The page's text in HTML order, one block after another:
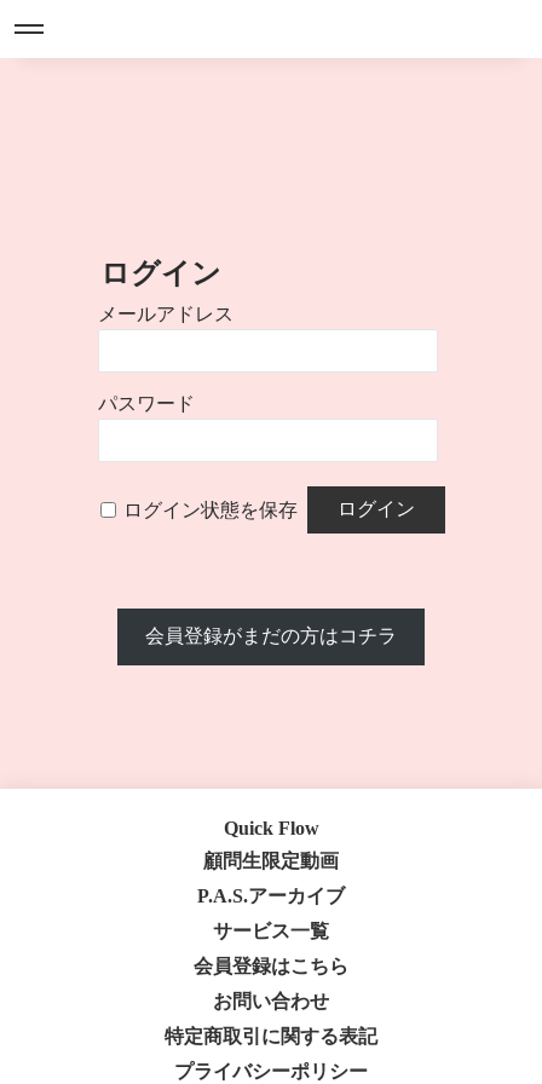
ログイン
メールアドレス
パスワード
ログイン状態を保存
会員登録がまだの方はコチラ
Quick Flow
顧問生限定動画
P.A.S.アーカイブ
サービス一覧
会員登録はこちら
お問い合わせ
特定商取引に関する表記
プライバシーポリシー